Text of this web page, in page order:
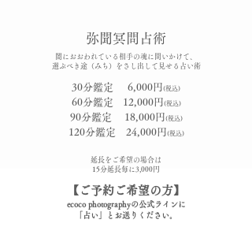
弥聞冥問占術
​闇におおわれている相手の魂に問いかけて、
選ぶべき途（みち）をさし出して見せる占い術
30分鑑定 6,000円(税込)
60分鑑定 12,000円(税込)
90分鑑定 18,000円(税込)
120分鑑定 24,000円(税込)
延長をご希望の場合は
15分延長毎に3,000円
【ご予約ご希望の方】
ecoco photographyの公式ラインに
「​占い」とお送りください。